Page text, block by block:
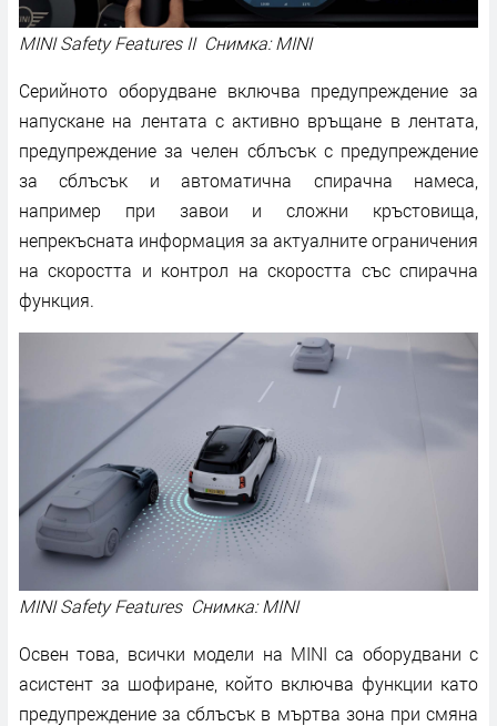
MINI Safety Features II Снимка: MINI
Серийното оборудване включва предупреждение за
напускане на лентата с активно връщане в лентата,
предупреждение за челен сблъсък с предупреждение
за сблъсък и автоматична спирачна намеса,
например при завои и сложни кръстовища,
непрекъсната информация за актуалните ограничения
на скоростта и контрол на скоростта със спирачна
функция.
MINI Safety Features Снимка: MINI
Освен това, всички модели на MINI са оборудвани с
асистент за шофиране, който включва функции като
предупреждение за сблъсък в мъртва зона при смяна